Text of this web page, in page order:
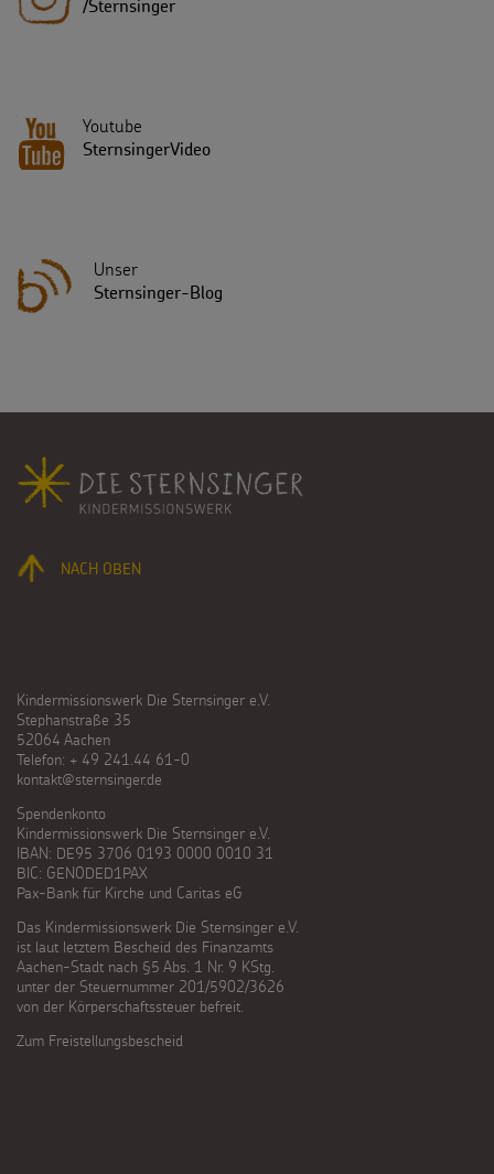
/Sternsinger
Youtube
SternsingerVideo
Unser
Sternsinger-Blog
Fußbereich
NACH OBEN
Kindermissionswerk Die Sternsinger e.V.
Stephanstraße 35
52064 Aachen
Telefon: + 49 241.44 61-0
kontakt@sternsinger.de
Spendenkonto
Kindermissionswerk Die Sternsinger e.V.
IBAN: DE95 3706 0193 0000 0010 31
BIC: GENODED1PAX
Pax-Bank für Kirche und Caritas eG
Das Kindermissionswerk Die Sternsinger e.V.
ist laut letztem Bescheid des Finanzamts
Aachen-Stadt nach §5 Abs. 1 Nr. 9 KStg.
unter der Steuernummer 201/5902/3626
von der Körperschaftssteuer befreit.
Zum Freistellungsbescheid